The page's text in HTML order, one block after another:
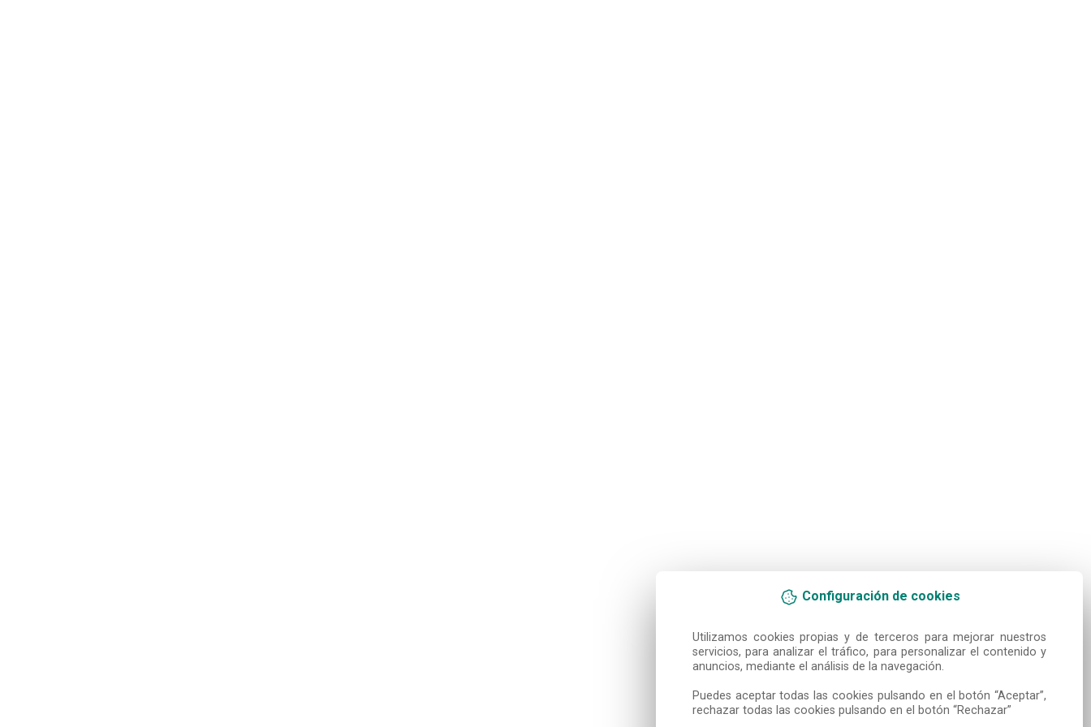
Configuración de cookies
Utilizamos cookies propias y de terceros para mejorar nuestros
servicios, para analizar el tráfico, para personalizar el contenido y
anuncios, mediante el análisis de la navegación.
Puedes aceptar todas las cookies pulsando en el botón “Aceptar”,
rechazar todas las cookies pulsando en el botón “Rechazar”